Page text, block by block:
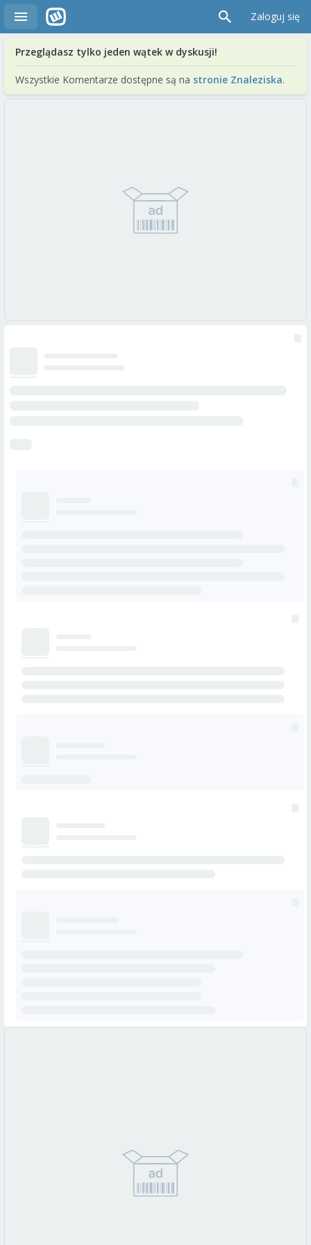
Zaloguj się
Przeglądasz tylko jeden wątek w dyskusji!
Wszystkie Komentarze dostępne są na stronie Znaleziska.